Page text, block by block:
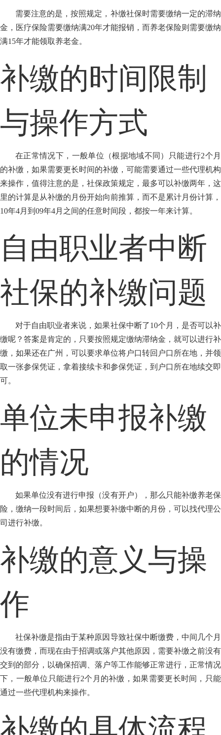
需要注意的是，按照规定，补缴社保时需要缴纳一定的滞纳
金，医疗保险需要缴纳满20年才能报销，而养老保险则需要缴纳
满15年才能领取养老金。
补缴的时间限制
与操作方式
在正常情况下，一般单位（根据地域不同）只能进行2个月
的补缴，如果需要更长时间的补缴，可能需要通过一些代理机构
来操作，值得注意的是，社保政策规定，最多可以补缴两年，这
里的计算是从补缴的月份开始向前推算，而不是累计月份计算，
10年4月到09年4月之间的任意时间段，都按一年来计算。
自由职业者中断
社保的补缴问题
对于自由职业者来说，如果社保中断了10个月，是否可以补
缴呢？答案是肯定的，只要按照规定缴纳滞纳金，就可以进行补
缴，如果还在广州，可以要求单位将户口转回户口所在地，并领
取一张参保凭证，拿着接续卡和参保凭证，到户口所在地续交即
可。
单位未申报补缴
的情况
如果单位没有进行申报（没有开户），那么只能补缴养老保
险，缴纳一段时间后，如果想要补缴中断的月份，可以找代理公
司进行补缴。
补缴的意义与操
作
社保补缴是指由于某种原因导致社保中断缴费，中间几个月
没有缴费，而现在由于招调或落户其他原因，需要补缴之前没有
交到的部分，以确保招调、落户等工作能够正常进行，正常情况
下，一般单位只能进行2个月的补缴，如果需要更长时间，只能
通过一些代理机构来操作。
补缴的具体流程